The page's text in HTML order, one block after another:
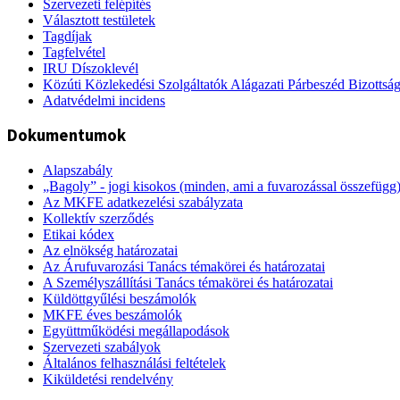
Szervezeti felépítés
Választott testületek
Tagdíjak
Tagfelvétel
IRU Díszoklevél
Közúti Közlekedési Szolgáltatók Alágazati Párbeszéd
Adatvédelmi incidens
Dokumentumok
Alapszabály
„Bagoly” - jogi kisokos (minden, ami a fuvarozással összefügg)
Az MKFE adatkezelési szabályzata
Kollektív szerződés
Etikai kódex
Az elnökség határozatai
Az Árufuvarozási Tanács témakörei és határozatai
A Személyszállítási Tanács témakörei és határozatai
Küldöttgyűlési beszámolók
MKFE éves beszámolók
Együttműködési megállapodások
Szervezeti szabályok
Általános felhasználási feltételek
Kiküldetési rendelvény